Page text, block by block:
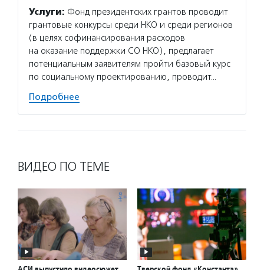
Услуги: Фонд президентских грантов проводит
грантовые конкурсы среди НКО и среди регионов
(в целях софинансирования расходов
на оказание поддержки СО НКО), предлагает
потенциальным заявителям пройти базовый курс
по социальному проектированию, проводит…
Подробнее
ВИДЕО ПО ТЕМЕ